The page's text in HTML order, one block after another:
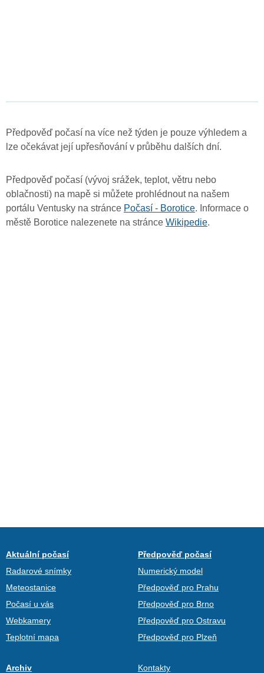
Předpověď počasí na více než týden je pouze výhledem a
lze očekávat její upřesňování v průběhu dalších dní.
Předpověď počasí (vývoj srážek, teplot, větru nebo
oblačnosti) na mapě si můžete prohlédnout na našem
portálu Ventusky na stránce Počasí - Borotice. Informace o
městě Borotice nalezenete na stránce Wikipedie.
Aktuální počasí
Radarové snímky
Meteostanice
Počasí u vás
Webkamery
Teplotní mapa
Předpověď počasí
Numerický model
Předpověď pro Prahu
Předpověď pro Brno
Předpověď pro Ostravu
Předpověď pro Plzeň
Archiv Kontakty